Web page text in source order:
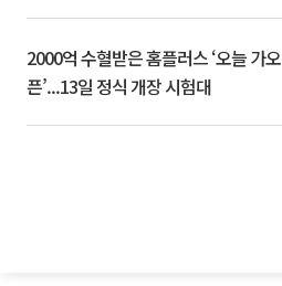
2000억 수혈받은 홈플러스 ‘오늘 가오
픈’...13일 정식 개장 시험대